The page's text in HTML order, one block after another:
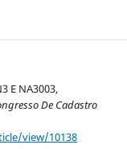
E NA3003,
De Cadastro
view/10138